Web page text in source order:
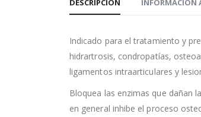
DESCRIPCIÓN INFORMACIÓN
Indicado para el tratamiento y
hidrartrosis, condropatías,
ligamentos intraarticulares y
Bloquea las enzimas que dañan
en general inhibe el proceso